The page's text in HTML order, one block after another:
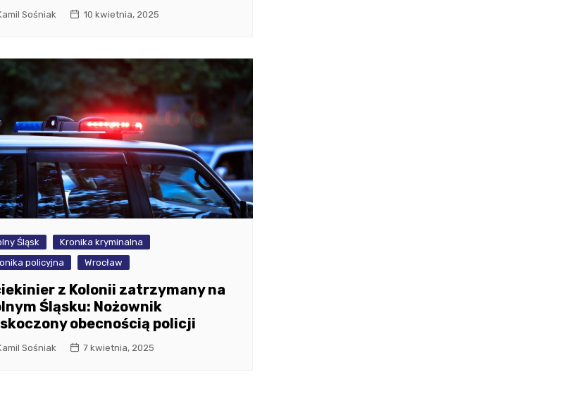
Sośniak 10 kwietnia, 2025
Śląsk
Kronika kryminalna
policyjna
Wrocław
z Kolonii zatrzymany na
Śląsku: Nożownik
obecnością policji
Sośniak 7 kwietnia, 2025